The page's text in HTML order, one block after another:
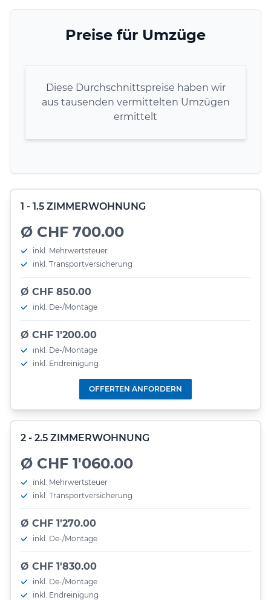
Preise für Umzüge
Diese Durchschnittspreise haben wir
aus tausenden vermittelten Umzügen
ermittelt
1 - 1.5 ZIMMERWOHNUNG
Ø CHF 700.00
inkl. Mehrwertsteuer
inkl. Transportversicherung
Ø CHF 850.00
inkl. De-/Montage
Ø CHF 1'200.00
inkl. De-/Montage
inkl. Endreinigung
OFFERTEN ANFORDERN
2 - 2.5 ZIMMERWOHNUNG
Ø CHF 1'060.00
inkl. Mehrwertsteuer
inkl. Transportversicherung
Ø CHF 1'270.00
inkl. De-/Montage
Ø CHF 1'830.00
inkl. De-/Montage
inkl. Endreinigung